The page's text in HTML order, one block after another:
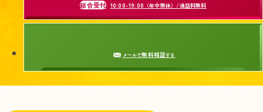
総合受付 10:00-19:00 （年中無休）/通話料無料
メールで無料相談する